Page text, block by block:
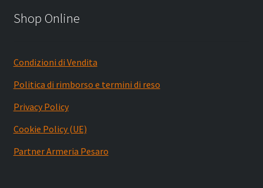
Shop Online
Condizioni di Vendita
Politica di rimborso e termini di reso
Privacy Policy
Cookie Policy (UE)
Partner Armeria Pesaro